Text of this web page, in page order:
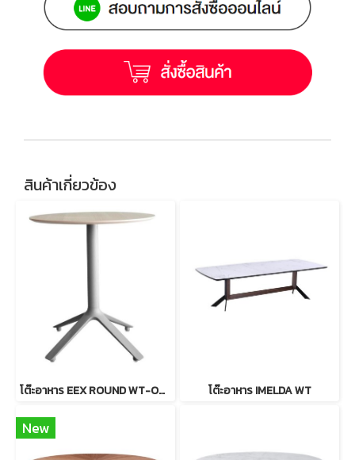
สินค้าเกี่ยวข้อง
โต๊ะอาหาร EEX ROUND WT-OK Dia. โต๊ะอาหาร IMELDA WT
New